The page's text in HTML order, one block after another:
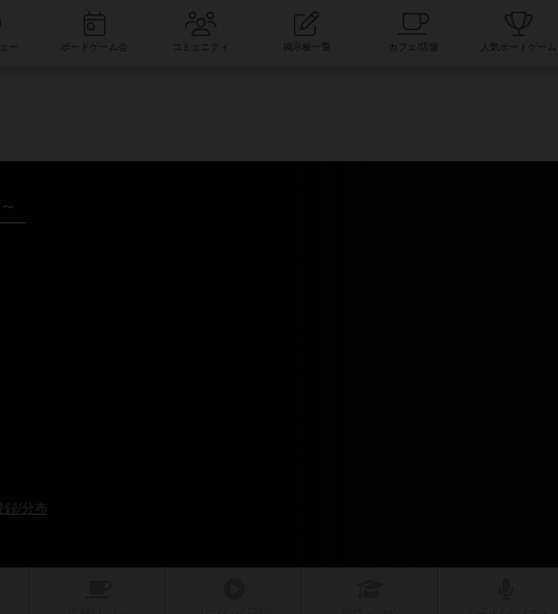
コミュニティ
/分布